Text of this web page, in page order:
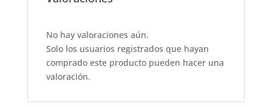
o
o
k
p
p
No hay valoraciones aún.
Solo los usuarios registrados que hayan
comprado este producto pueden hacer una
valoración.